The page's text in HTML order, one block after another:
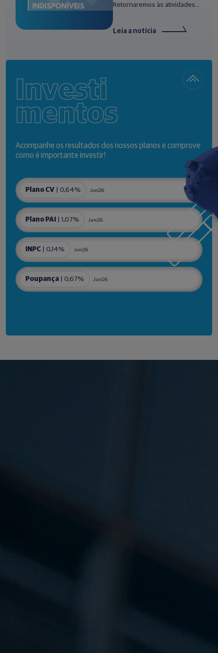
Retornaremos às atividades...
Leia a notícia
Investi
mentos
Acompanhe os resultados dos nossos planos e comprove
como é importante investir!
Plano CV | 0,64% Jun/26
Plano PAI | 1,07% Jun/26
INPC | 0,14% Jun/26
Poupança | 0,67% Jun/26